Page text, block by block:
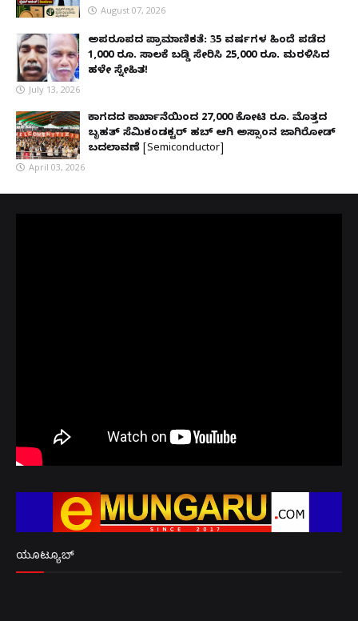
August 07, 2026
ಅಪರೂಪದ ಪ್ರಾಮಾಣಿಕತೆ: 35 ವರ್ಷಗಳ ಹಿಂದೆ ಪಡೆದ
1,000 ರೂ. ಸಾಲಕ್ಕೆ ಬಡ್ಡಿ ಸೇರಿಸಿ 25,000 ರೂ. ಮರಳಿಸಿದ
ಹಳೇ ಸ್ನೇಹಿತ!
July 13, 2026
ಕಾಗದದ ಕಾರ್ಖಾನೆಯಿಂದ 27,000 ಕೋಟಿ ರೂ. ಮೊತ್ತದ
ಬೃಹತ್ ಸೆಮಿಕಂಡಕ್ಟರ್ ಹಬ್ ಆಗಿ ಅಸ್ಸಾಂನ ಜಾಗಿರೋಡ್
ಬದಲಾವಣೆ [Semiconductor]
April 03, 2026
ಯೂಟ್ಯೂಬ್